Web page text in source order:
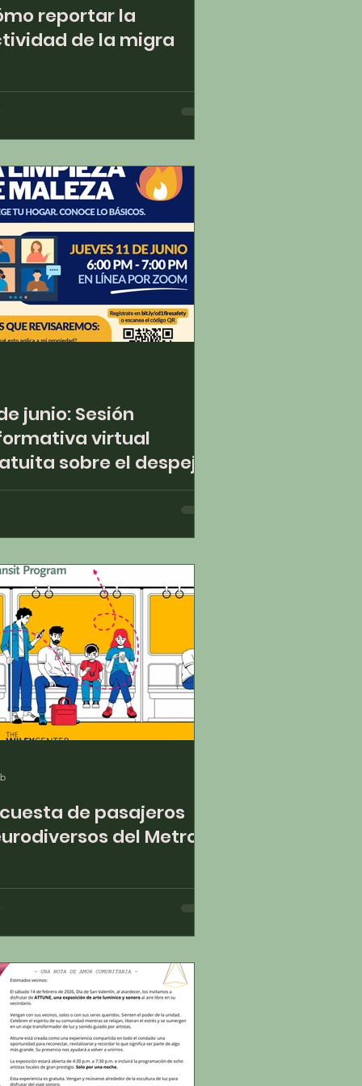
reportar la
de la migra
junio: Sesión
virtual
sobre el despeje
de 6:00 a 7:00
de pasajeros
del Metro